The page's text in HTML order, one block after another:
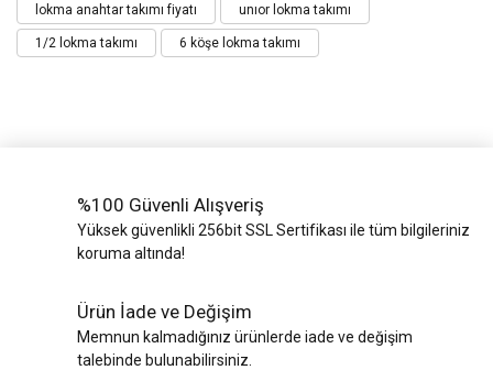
lokma anahtar takımı fiyatı unıor lokma takımı
1/2 lokma takımı 6 köşe lokma takımı
%100 Güvenli Alışveriş
Yüksek güvenlikli 256bit SSL Sertifikası ile tüm bilgileriniz
koruma altında!
Ürün İade ve Değişim
Memnun kalmadığınız ürünlerde iade ve değişim
talebinde bulunabilirsiniz.